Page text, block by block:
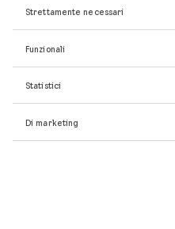
Strettamente necessari
Funzionali
Statistici
Di marketing
cercando
Continua